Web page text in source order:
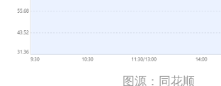
图源：同花顺